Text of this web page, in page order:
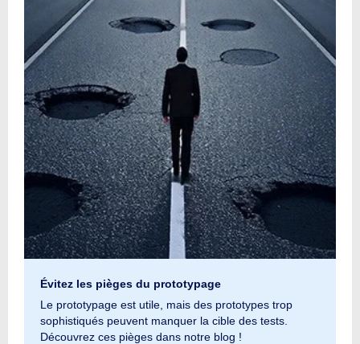
Évitez les pièges du prototypage
Le prototypage est utile, mais des prototypes trop
sophistiqués peuvent manquer la cible des tests.
Découvrez ces pièges dans notre blog !